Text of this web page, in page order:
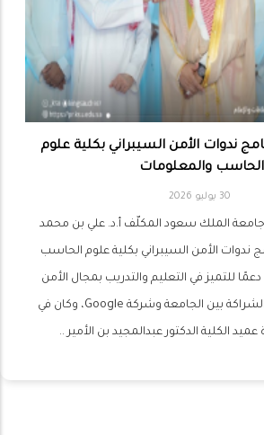
ندوات الأمن السيبراني بكلية علوم
الحاسب والمعلومات
30 يوليو 2026
الملك سعود المكلّف أ.د. علي بن محمد
الأمن السيبراني بكلية علوم الحاسب
للتميز في التعليم والتدريب بمجال الأمن
السيبراني و في إطار الشراكة بين الجامعة وشركة Google، وكان في
الكلية الدكتور عبدالمجيد بن الأمير ..